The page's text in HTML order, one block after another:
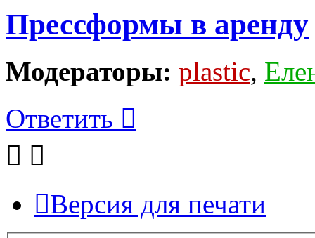
Прессформы в аренду
Модераторы: plastic,
Ответить
Версия для печати